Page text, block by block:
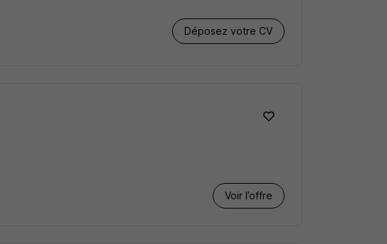
Déposez votre CV
Voir l’offre